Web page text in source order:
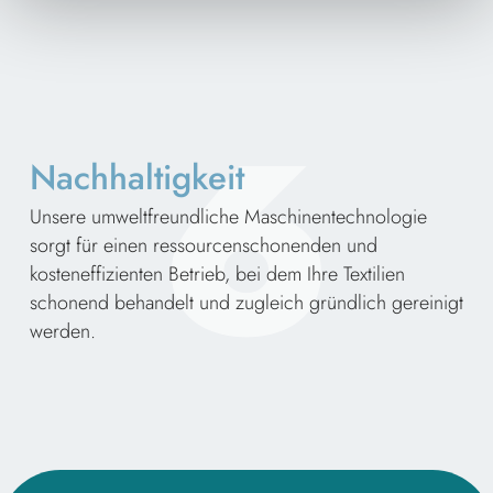
6
Nachhaltigkeit
Unsere umweltfreundliche Maschinentechnologie
sorgt für einen ressourcenschonenden und
kosteneffizienten Betrieb, bei dem Ihre Textilien
schonend behandelt und zugleich gründlich gereinigt
werden.